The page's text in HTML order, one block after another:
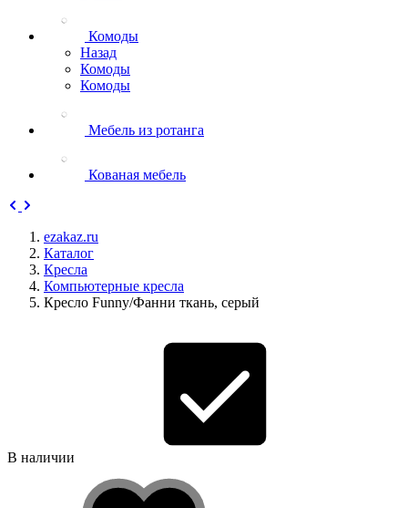
Комоды
Назад
Комоды
Комоды
Мебель из ротанга
Кованая мебель
ezakaz.ru
Каталог
Кресла
Компьютерные кресла
Кресло Funny/Фанни ткань, серый
В наличии